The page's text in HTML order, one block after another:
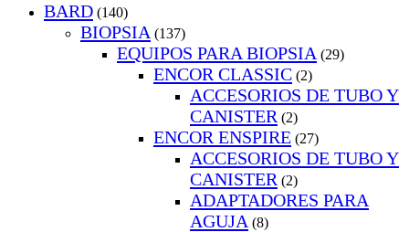
BARD (140)
BIOPSIA (137)
EQUIPOS PARA BIOPSIA (29)
ENCOR CLASSIC (2)
ACCESORIOS DE TUBO Y
CANISTER (2)
ENCOR ENSPIRE (27)
ACCESORIOS DE TUBO Y
CANISTER (2)
ADAPTADORES PARA
AGUJA (8)